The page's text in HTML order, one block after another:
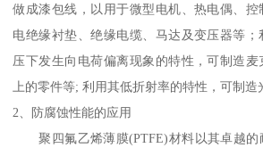
做成漆包线，以用于微型电机、热电偶、
电绝缘衬垫、绝缘电缆、马达及变压器等
压下发生向电荷偏离现象的特性，可制造麦
上的零件等; 利用其低折射率的特性，可制造
2、防腐蚀性能的应用
聚四氟乙烯薄膜(PTFE)材料以其卓越的